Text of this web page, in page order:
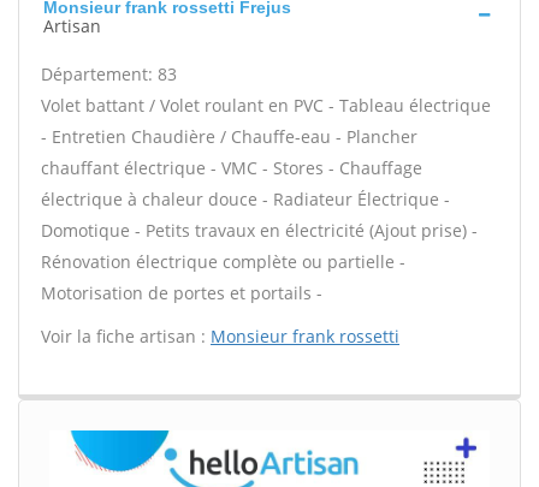
Monsieur frank rossetti Frejus
Artisan
Département: 83
Volet battant / Volet roulant en PVC - Tableau électrique
- Entretien Chaudière / Chauffe-eau - Plancher
chauffant électrique - VMC - Stores - Chauffage
électrique à chaleur douce - Radiateur Électrique -
Domotique - Petits travaux en électricité (Ajout prise) -
Rénovation électrique complète ou partielle -
Motorisation de portes et portails -
Voir la fiche artisan : Monsieur frank rossetti